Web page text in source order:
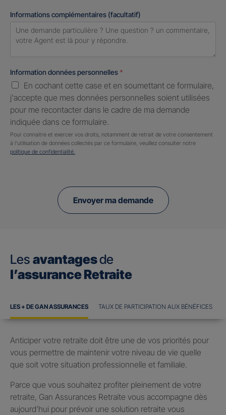
Informations complémentaires (facultatif)
Information données personnelles *
En cochant cette case et en soumettant ce formulaire,
j'accepte que mes données personnelles soient utilisées
pour me recontacter dans le cadre de ma demande
indiquée dans ce formulaire.
Pour connaitre et exercer vos droits, notamment de retrait de votre consentement
à l'utilisation de données collectés par ce formulaire, veuillez consulter notre
politique de confidentialité.
Envoyer ma demande
Les avantagesde
l’assurance Retraite
LES + DE GAN ASSURANCES TAUX DE PARTICIPATION AUX BÉNÉFICES
Anticiper votre retraite doit être une de vos priorités pour
vous permettre de maintenir votre niveau de vie quelle
que soit votre situation professionnelle et familiale.
Parce que vous souhaitez profiter pleinement de votre
retraite, Gan Assurances Retraite vous accompagne dès
aujourd’hui pour prévoir une solution retraite vous